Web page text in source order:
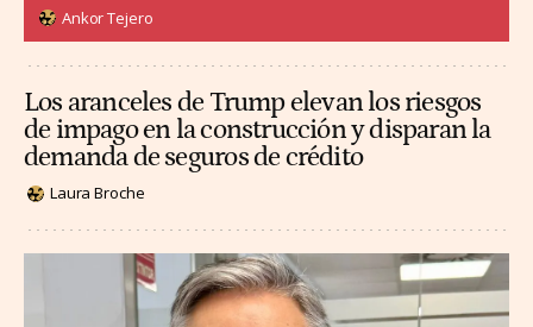
Ankor Tejero
Los aranceles de Trump elevan los riesgos
de impago en la construcción y disparan la
demanda de seguros de crédito
Laura Broche